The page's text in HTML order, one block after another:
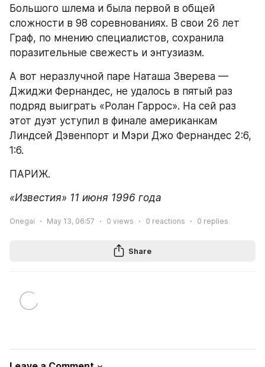
Большого шлема и была первой в общей
сложности в 98 соревнованиях. В свои 26 лет
Граф, по мнению специалистов, сохранила
поразительные свежесть и энтузиазм.
А вот неразлучной паре Наташа Зверева —
Джиджи Фернандес, не удалось в пятый раз
подряд выиграть «Ролан Гаррос». На сей раз
этот дуэт уступил в финале американкам
Линдсей Дэвенпорт и Мэри Джо Фернандес 2:6,
1:6.
ПАРИЖ.
«Известия» 11 июня 1996 года
Onegai May 13, 06:57 0 views 0 reactions 0 replies
Share